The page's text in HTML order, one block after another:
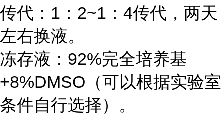
传代：1：2~1：4传代，两天
左右换液。
冻存液：92%完全培养基
+8%DMSO（可以根据实验室
条件自行选择）。